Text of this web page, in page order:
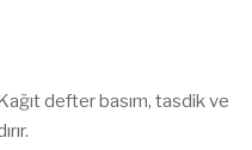
defter basım, tasdik ve